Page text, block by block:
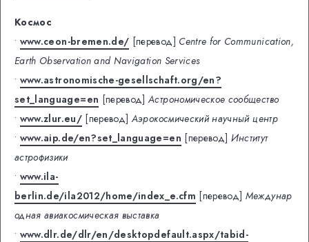
Космос
• www.ceon-bremen.de/ [перевод] Centre for Communication,
Earth Observation and Navigation Services
• www.astronomische-gesellschaft.org/en?
set_language=en [перевод] Астрономическое сообщество
• www.zlur.eu/ [перевод] Аэрокосмический научный центр
• www.aip.de/en?set_language=en [перевод] Институт
астрофизики
• www.ila-
berlin.de/ila2012/home/index_e.cfm [перевод] Междунар
одная авиакосмическая выставка
• www.dlr.de/dlr/en/desktopdefault.aspx/tabid-